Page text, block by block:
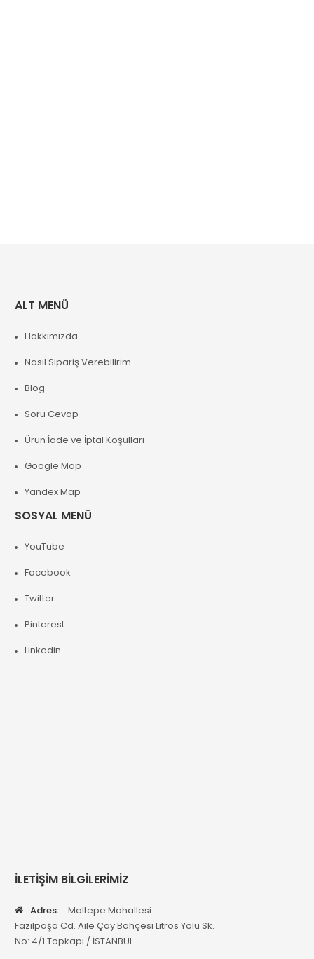
ALT MENÜ
Hakkımızda
Nasıl Sipariş Verebilirim
Blog
Soru Cevap
Ürün İade ve İptal Koşulları
Google Map
Yandex Map
SOSYAL MENÜ
YouTube
Facebook
Twitter
Pinterest
Linkedin
İLETİŞİM BİLGİLERİMİZ
Adres:
Maltepe Mahallesi
Fazılpaşa Cd. Aile Çay Bahçesi Litros Yolu Sk.
No: 4/1 Topkapı / İSTANBUL